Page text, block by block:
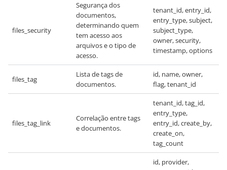
files_security
Segurança dos
documentos,
determinando quem
tem acesso aos
arquivos e o tipo de
acesso.
tenant_id, entry_id,
entry_type, subject,
subject_type,
owner, security,
timestamp, options
files_tag
Lista de tags de
documentos.
id, name, owner,
flag, tenant_id
files_tag_link
Correlação entre tags
e documentos.
tenant_id, tag_id,
entry_type,
entry_id, create_by,
create_on,
tag_count
id, provider,